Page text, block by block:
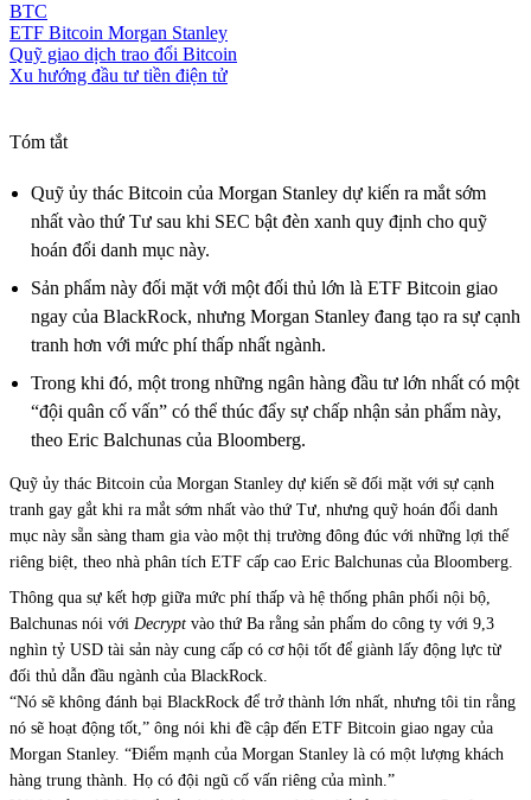
BTC
ETF Bitcoin Morgan Stanley
Quỹ giao dịch trao đổi Bitcoin
Xu hướng đầu tư tiền điện tử
Tóm tắt
Quỹ ủy thác Bitcoin của Morgan Stanley dự kiến ra mắt sớm
nhất vào thứ Tư sau khi SEC bật đèn xanh quy định cho quỹ
hoán đổi danh mục này.
Sản phẩm này đối mặt với một đối thủ lớn là ETF Bitcoin giao
ngay của BlackRock, nhưng Morgan Stanley đang tạo ra sự cạnh
tranh hơn với mức phí thấp nhất ngành.
Trong khi đó, một trong những ngân hàng đầu tư lớn nhất có một
“đội quân cố vấn” có thể thúc đẩy sự chấp nhận sản phẩm này,
theo Eric Balchunas của Bloomberg.
Quỹ ủy thác Bitcoin của Morgan Stanley dự kiến sẽ đối mặt với sự cạnh
tranh gay gắt khi ra mắt sớm nhất vào thứ Tư, nhưng quỹ hoán đổi danh
mục này sẵn sàng tham gia vào một thị trường đông đúc với những lợi thế
riêng biệt, theo nhà phân tích ETF cấp cao Eric Balchunas của Bloomberg.
Thông qua sự kết hợp giữa mức phí thấp và hệ thống phân phối nội bộ,
Balchunas nói với Decrypt vào thứ Ba rằng sản phẩm do công ty với 9,3
nghìn tỷ USD tài sản này cung cấp có cơ hội tốt để giành lấy động lực từ
đối thủ dẫn đầu ngành của BlackRock.
“Nó sẽ không đánh bại BlackRock để trở thành lớn nhất, nhưng tôi tin rằng
nó sẽ hoạt động tốt,” ông nói khi đề cập đến ETF Bitcoin giao ngay của
Morgan Stanley. “Điểm mạnh của Morgan Stanley là có một lượng khách
hàng trung thành. Họ có đội ngũ cố vấn riêng của mình.”